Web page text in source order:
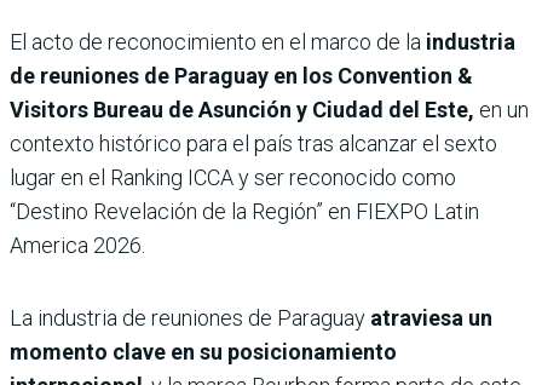
El acto de reconocimiento en el marco de la industria
de reuniones de Paraguay en los Convention &
Visitors Bureau de Asunción y Ciudad del Este, en un
contexto histórico para el país tras alcanzar el sexto
lugar en el Ranking ICCA y ser reconocido como
“Destino Revelación de la Región” en FIEXPO Latin
America 2026.
La industria de reuniones de Paraguay atraviesa un
momento clave en su posicionamiento